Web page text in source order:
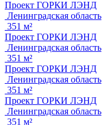
Проект ГОРКИ ЛЭНД
Ленинградская область
351 м²
Проект ГОРКИ ЛЭНД
Ленинградская область
351 м²
Проект ГОРКИ ЛЭНД
Ленинградская область
351 м²
Проект ГОРКИ ЛЭНД
Ленинградская область
351 м²